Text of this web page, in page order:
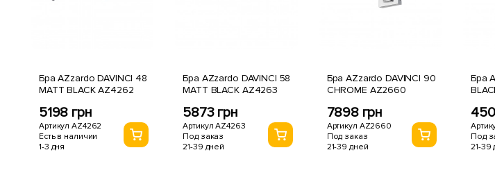
Бра AZzardo DAVINCI 48
MATT BLACK AZ4262
5198 грн
Артикул AZ4262
Есть в наличии
1-3 дня
Бра AZzardo DAVINCI 58
MATT BLACK AZ4263
5873 грн
Артикул AZ4263
Под заказ
21-39 дней
Бра AZzardo DAVINCI 90
CHROME AZ2660
7898 грн
Артикул AZ2660
Под заказ
21-39 дней
Бра
Под
21-39